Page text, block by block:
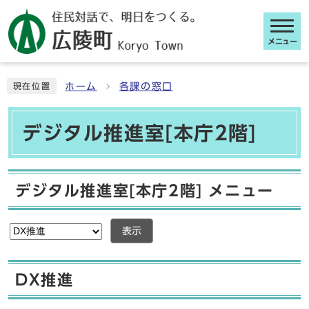
メニュー
現在位置 ホーム 各課の窓口
デジタル推進室[本庁2階]
デジタル推進室[本庁2階] メニュー
表示
DX推進